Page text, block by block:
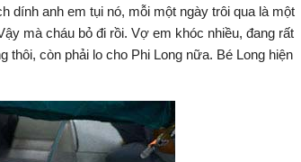
dính anh em tụi nó, mỗi một ngày trôi qua là một
mà cháu bỏ đi rồi. Vợ em khóc nhiều, đang rất
thôi, còn phải lo cho Phi Long nữa. Bé Long hiện